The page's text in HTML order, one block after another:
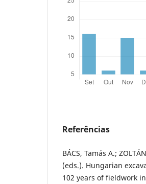
Referências
BÁCS, Tamás A.;
(eds.). Hungarian
102 years of fieldwork